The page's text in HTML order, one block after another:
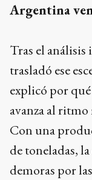
Argentina
Tras el
trasladó ese
explicó por
avanza al
Con una
de toneladas,
demoras por